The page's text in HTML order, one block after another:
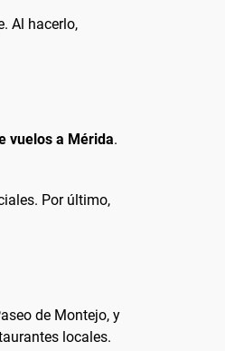
Al hacerlo,
vuelos a Mérida.
Por último,
de Montejo, y
locales.